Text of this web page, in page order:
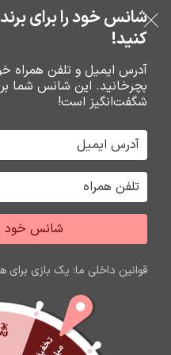
خرید قسطی با ترب‌پی
عبور به ناوبری
رفتن به محتوای اصلی
0 ریال
خانه گارد و محافظ صفحه گوشي
فروشگاه نوین تراشه گنجی
پوچ
شانس خود را برای
کنید!
آدرس ایمیل و تلفن همراه
بچرخانید. این شانس شما
شگفت‌انگیز است!
شانس خود
قوانین داخلی ما: یک بازی برای